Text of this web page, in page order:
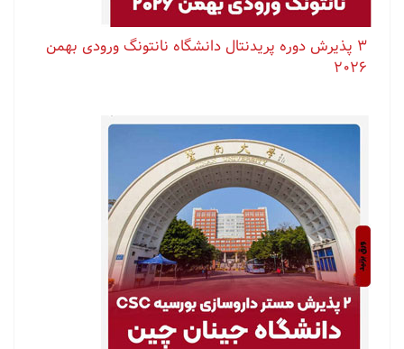
۳ پذیرش دوره پریدنتال دانشگاه نانتونگ ورودی بهمن
۲۰۲۶